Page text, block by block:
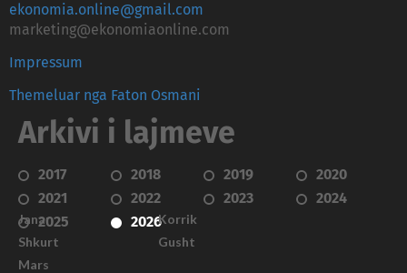
ekonomia.online@gmail.com
marketing@ekonomiaonline.com
Impressum
Themeluar nga Faton Osmani
Arkivi i lajmeve
2017 2018 2019
2020
2021
2022 2023
2024
2025
2026
Janar
Shkurt
Mars
Korrik
Gusht